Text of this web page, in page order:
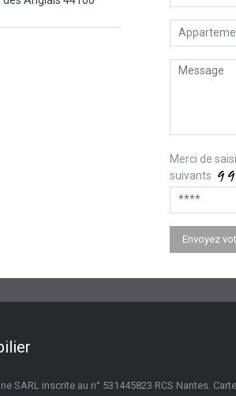
Merci de
suivants
SARL inscrite au n° 531445823 RCS Nantes.